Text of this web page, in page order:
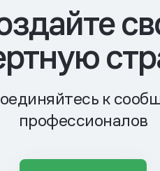
к
профессионалов